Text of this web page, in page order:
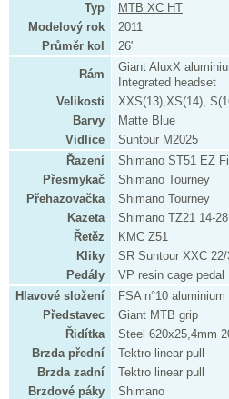
Typ
MTB XC HT
Modelový rok
2011
Průměr kol
26"
Rám
Giant AluxX
Integrated headset
Velikosti
XXS(13),XS(14),
Barvy
Matte Blue
Vidlice
Suntour M2025
Řazení
Shimano ST51 EZ
Přesmykač
Shimano Tourney
Přehazovačka
Shimano Tourney
Kazeta
Shimano TZ21 14-
Řetěz
KMC Z51
Kliky
SR Suntour XXC
Pedály
VP resin cage pedal
Hlavové složení
FSA n°10
Představec
Giant MTB grip
Řidítka
Steel 620x25,4mm
Brzda přední
Tektro linear pull
Brzda zadní
Tektro linear pull
Brzdové páky
Shimano